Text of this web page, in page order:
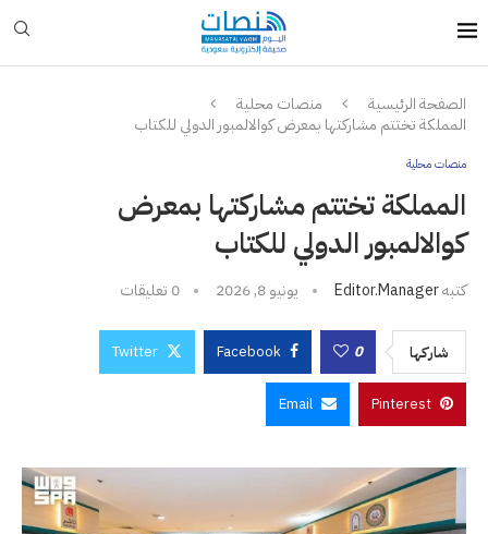
الصفحة الرئيسية
منصات محلية
المملكة تختتم مشاركتها بمعرض كوالالمبور الدولي للكتاب
منصات محلية
المملكة تختتم مشاركتها بمعرض
كوالالمبور الدولي للكتاب
كتبهEditor.manager يونيو 8, 2026 0 تعليقات
شاركها 0
Facebook
Twitter
Pinterest
Email